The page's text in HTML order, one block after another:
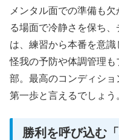
メンタル面での準備も
る場面で冷静さを保ち
は、練習から本番を意識
怪我の予防や体調管理
部。最高のコンディシ
第一歩と言えるでしょう
勝利を呼び込む